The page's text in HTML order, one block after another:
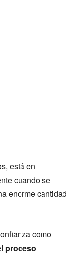
está en
cuando se
enorme cantidad
como
proceso